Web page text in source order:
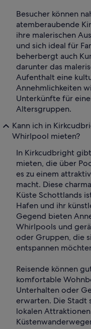
Besucher können
atemberaubende
ihre malerischen
und sich ideal für
beherbergt auch
darunter das
Aufenthalt eine
Annehmlichkeiten
Unterkünfte für
Altersgruppen.
Kann ich in
Whirlpool mieten?
In Kirkcudbright
mieten, die über
es zu einem
macht. Diese
Küste Schottlands
Hafen und ihr
Gegend bieten
Whirlpools und
oder Gruppen, die
entspannen
Reisende können
komfortable
Unterhalten oder
erwarten. Die Stadt
lokalen